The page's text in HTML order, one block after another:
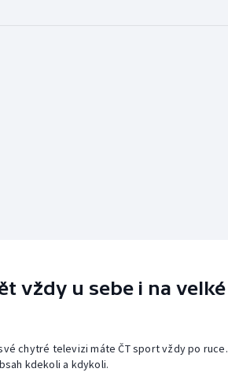
vždy u sebe i na velké
chytré televizi máte ČT sport vždy po ruce.
kdekoli a kdykoli.